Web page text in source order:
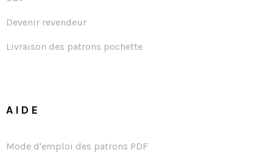
Devenir revendeur
Livraison des patrons pochette
AIDE
Mode d'emploi des patrons PDF